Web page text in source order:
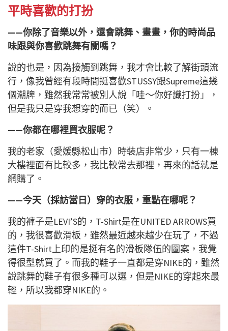
平時喜歡的打扮
——你除了音樂以外，還會跳舞、畫畫，你的時尚品
味跟與你喜歡跳舞有關嗎？
說的也是，因為接觸到跳舞，我才會比較了解街頭流
行，像我曾經有段時間挺喜歡STUSSY跟Supreme這幾
個潮牌，雖然我常常被別人說「哇～你好識打扮」，
但是我只是穿我想穿的而已（笑）。
——你都在哪裡買衣服呢？
我的老家（愛媛縣松山市）時裝店非常少，只有一棟
大樓裡面有比較多，我比較常去那裡，再來的話就是
網購了。
——今天（採訪當日）穿的衣服，重點在哪呢？
我的褲子是LEVI’S的，T-Shirt是在UNITED ARROWS買
的，我很喜歡滑板，雖然最近越來越少在玩了，不過
這件T-Shirt上印的是挺有名的滑板隊伍的圖案，我覺
得很型就買了。而我的鞋子一直都是穿NIKE的，雖然
說跳舞的鞋子有很多種可以選，但是NIKE的穿起來最
輕，所以我都穿NIKE的。